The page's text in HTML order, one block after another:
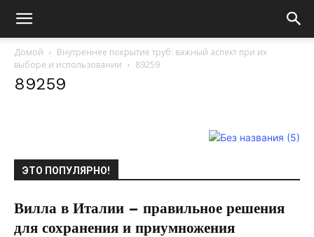
Домой
Внутреннее покрытие труб: важный аспект при их
выборе и использовании
89259
89259
ЭТО ПОПУЛЯРНО!
Вилла в Италии – правильное решения
для сохранения и приумножения